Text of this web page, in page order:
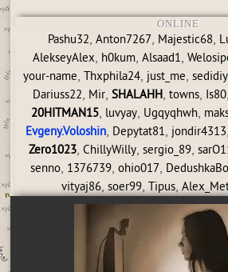
ONLINE
Pashu32,Anton7267, Majestic68,
AlekseyAlex, h0kum,Alsaad1,
your-name,Thxphila24, just_me,
Dariuss22, Mir, SHALAHH, towns, Is80,
20HITMAN15, luvyay, Ugqyqhwh,
Evgeny.Voloshin, Depytat81, jondir4313,
Zero1023, ChillyWilly, sergio_89,
senno, 1376739, ohio017,
vityaj86,soer99,Tipus,